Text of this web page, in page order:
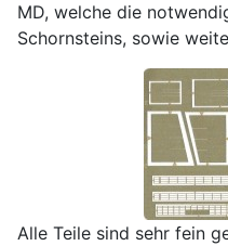
MD, welche die
Schornsteins, sowie
Alle Teile sind sehr fein